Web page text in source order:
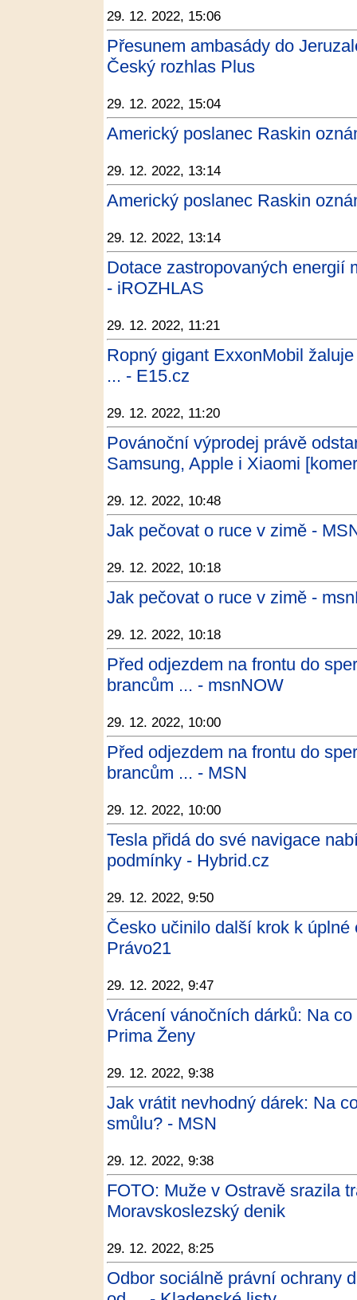
29. 12. 2022, 15:06
Přesunem ambasády do
Český rozhlas Plus
29. 12. 2022, 15:04
Americký poslanec Raskin
29. 12. 2022, 13:14
Americký poslanec Raskin
29. 12. 2022, 13:14
Dotace zastropovaných energií
- iROZHLAS
29. 12. 2022, 11:21
Ropný gigant ExxonMobil
... - E15.cz
29. 12. 2022, 11:20
Povánoční výprodej právě
Samsung, Apple i Xiaomi
29. 12. 2022, 10:48
Jak pečovat o ruce v zimě -
29. 12. 2022, 10:18
Jak pečovat o ruce v zimě -
29. 12. 2022, 10:18
Před odjezdem na frontu do
brancům ... - msnNOW
29. 12. 2022, 10:00
Před odjezdem na frontu do
brancům ... - MSN
29. 12. 2022, 10:00
Tesla přidá do své navigace
podmínky - Hybrid.cz
29. 12. 2022, 9:50
Česko učinilo další krok k
Právo21
29. 12. 2022, 9:47
Vrácení vánočních dárků: Na
Prima Ženy
29. 12. 2022, 9:38
Jak vrátit nevhodný dárek: Na
smůlu? - MSN
29. 12. 2022, 9:38
FOTO: Muže v Ostravě srazila
Moravskoslezský denik
29. 12. 2022, 8:25
Odbor sociálně právní ochrany